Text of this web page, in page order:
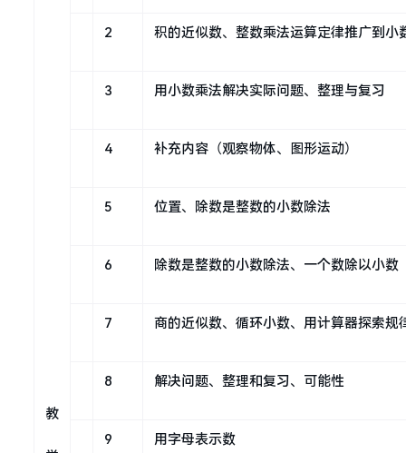
教
2 积的近似数、整数乘法运算定律推广到小
3 用小数乘法解决实际问题、整理与复习
4 补充内容（观察物体、图形运动）
5 位置、除数是整数的小数除法
6 除数是整数的小数除法、一个数除以小数
7 商的近似数、循环小数、用计算器探索规
8 解决问题、整理和复习、可能性
9 用字母表示数